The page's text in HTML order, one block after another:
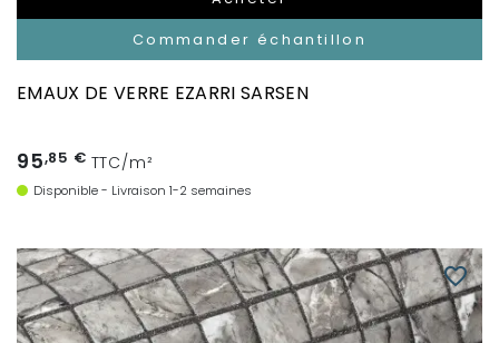
Commander échantillon
EMAUX DE VERRE EZARRI SARSEN
95,85 € TTC/m²
Disponible - Livraison 1-2 semaines
favorite_border